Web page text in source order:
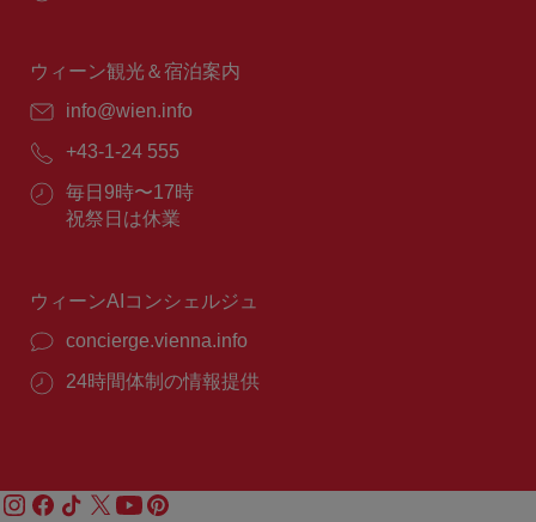
間：
ウィーン観光＆宿泊案内
E
ー
ル：
info@wien.info
電
番
号：
+43-1-24 555
営
業
毎日9時〜17時
祝祭日は休業
ウィーンAIコンシェルジュ
concierge.vienna.info
24時間体制の情報提供